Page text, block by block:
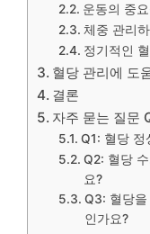
운동의 중요
체중 관리
정기적인
혈당 관리에 도
결론
자주 묻는 질문
Q1: 혈당 정
Q2: 혈당
요?
Q3: 혈당을
인가요?